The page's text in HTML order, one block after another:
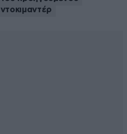
ντοκιμαντέρ